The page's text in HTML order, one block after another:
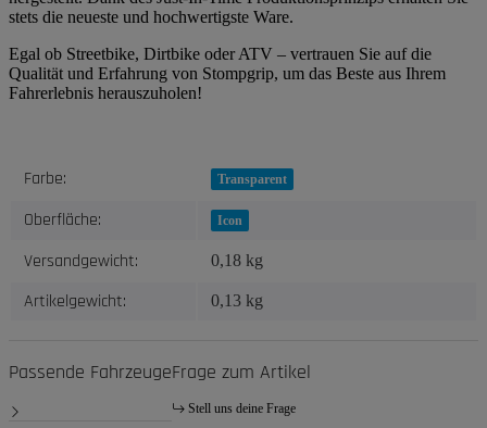
stets die neueste und hochwertigste Ware.
Egal ob Streetbike, Dirtbike oder ATV – vertrauen Sie auf die
Qualität und Erfahrung von Stompgrip, um das Beste aus Ihrem
Fahrerlebnis herauszuholen!
Produkteigenschaft
Wert
Farbe: Transparent
Oberfläche: Icon
Versandgewicht: 0,18 kg
Artikelgewicht: 0,13 kg
Passende FahrzeugeFrage zum Artikel
Stell uns deine Frage